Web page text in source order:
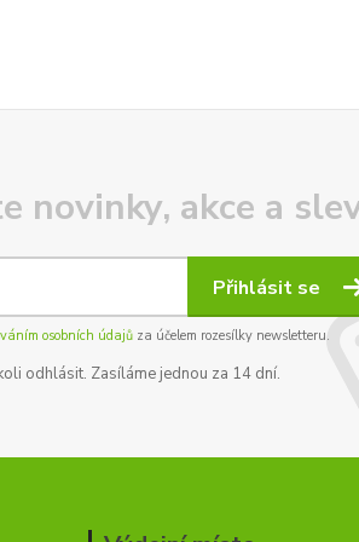
novinky, akce a
Přihlásit se
osobních údajůza účelem rozesílky newsletteru.
odhlásit. Zasíláme jednou za 14 dní.